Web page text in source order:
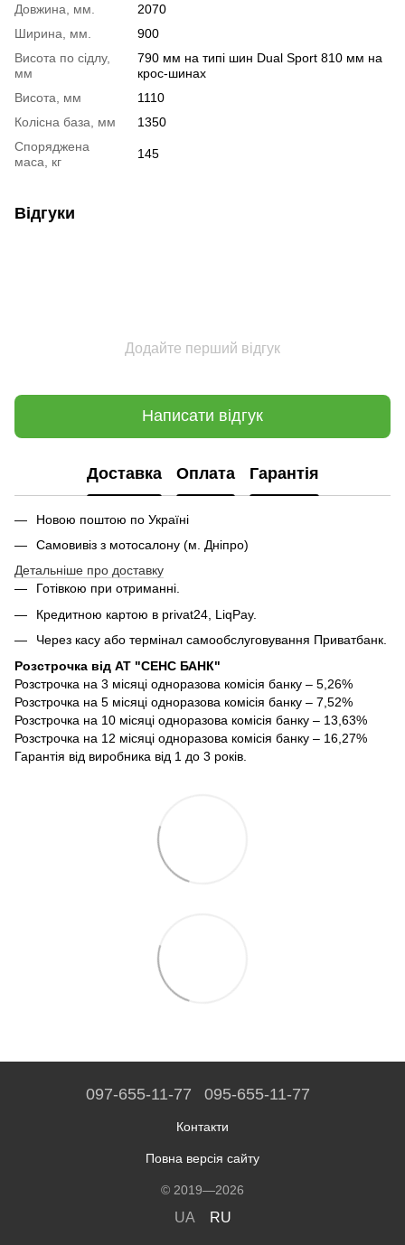
Довжина, мм.
2070
Ширина, мм.
900
Висота по сідлу,
мм
790 мм на типі шин Dual Sport 810 мм на
крос-шинах
Висота, мм
1110
Колісна база, мм
1350
Споряджена
маса, кг
145
Відгуки
Додайте перший відгук
Написати відгук
Доставка Оплата Гарантія
Новою поштою по Україні
Самовивіз з мотосалону (м. Дніпро)
Детальніше про доставку
Готівкою при отриманні.
Кредитною картою в privat24, LiqPay.
Через касу або термінал самообслуговування Приватбанк.
Розстрочка від АТ "СЕНС БАНК"
Розстрочка на 3 місяці одноразова комісія банку – 5,26%
Розстрочка на 5 місяці одноразова комісія банку – 7,52%
Розстрочка на 10 місяці одноразова комісія банку – 13,63%
Розстрочка на 12 місяці одноразова комісія банку – 16,27%
Гарантія від виробника від 1 до 3 років.
097-655-11-77 095-655-11-77
Контакти
Повна версія сайту
© 2019—2026
UA RU